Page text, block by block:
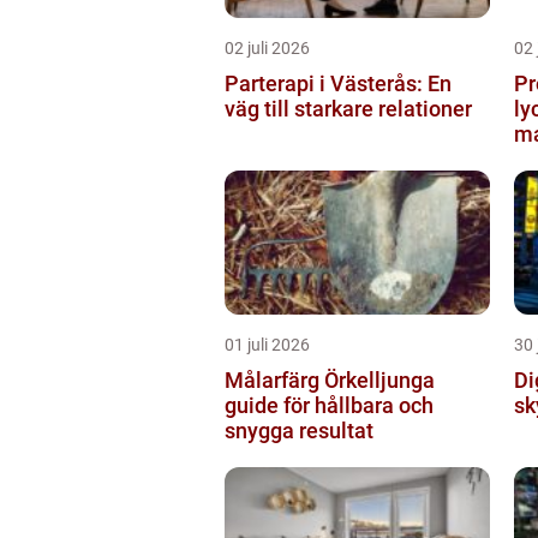
02 juli 2026
Parterapi i Västerås: En
väg till starkare relationer
02
01 juli 2026
Målarfärg Örkelljunga
guide för hållbara och
snygga resultat
30